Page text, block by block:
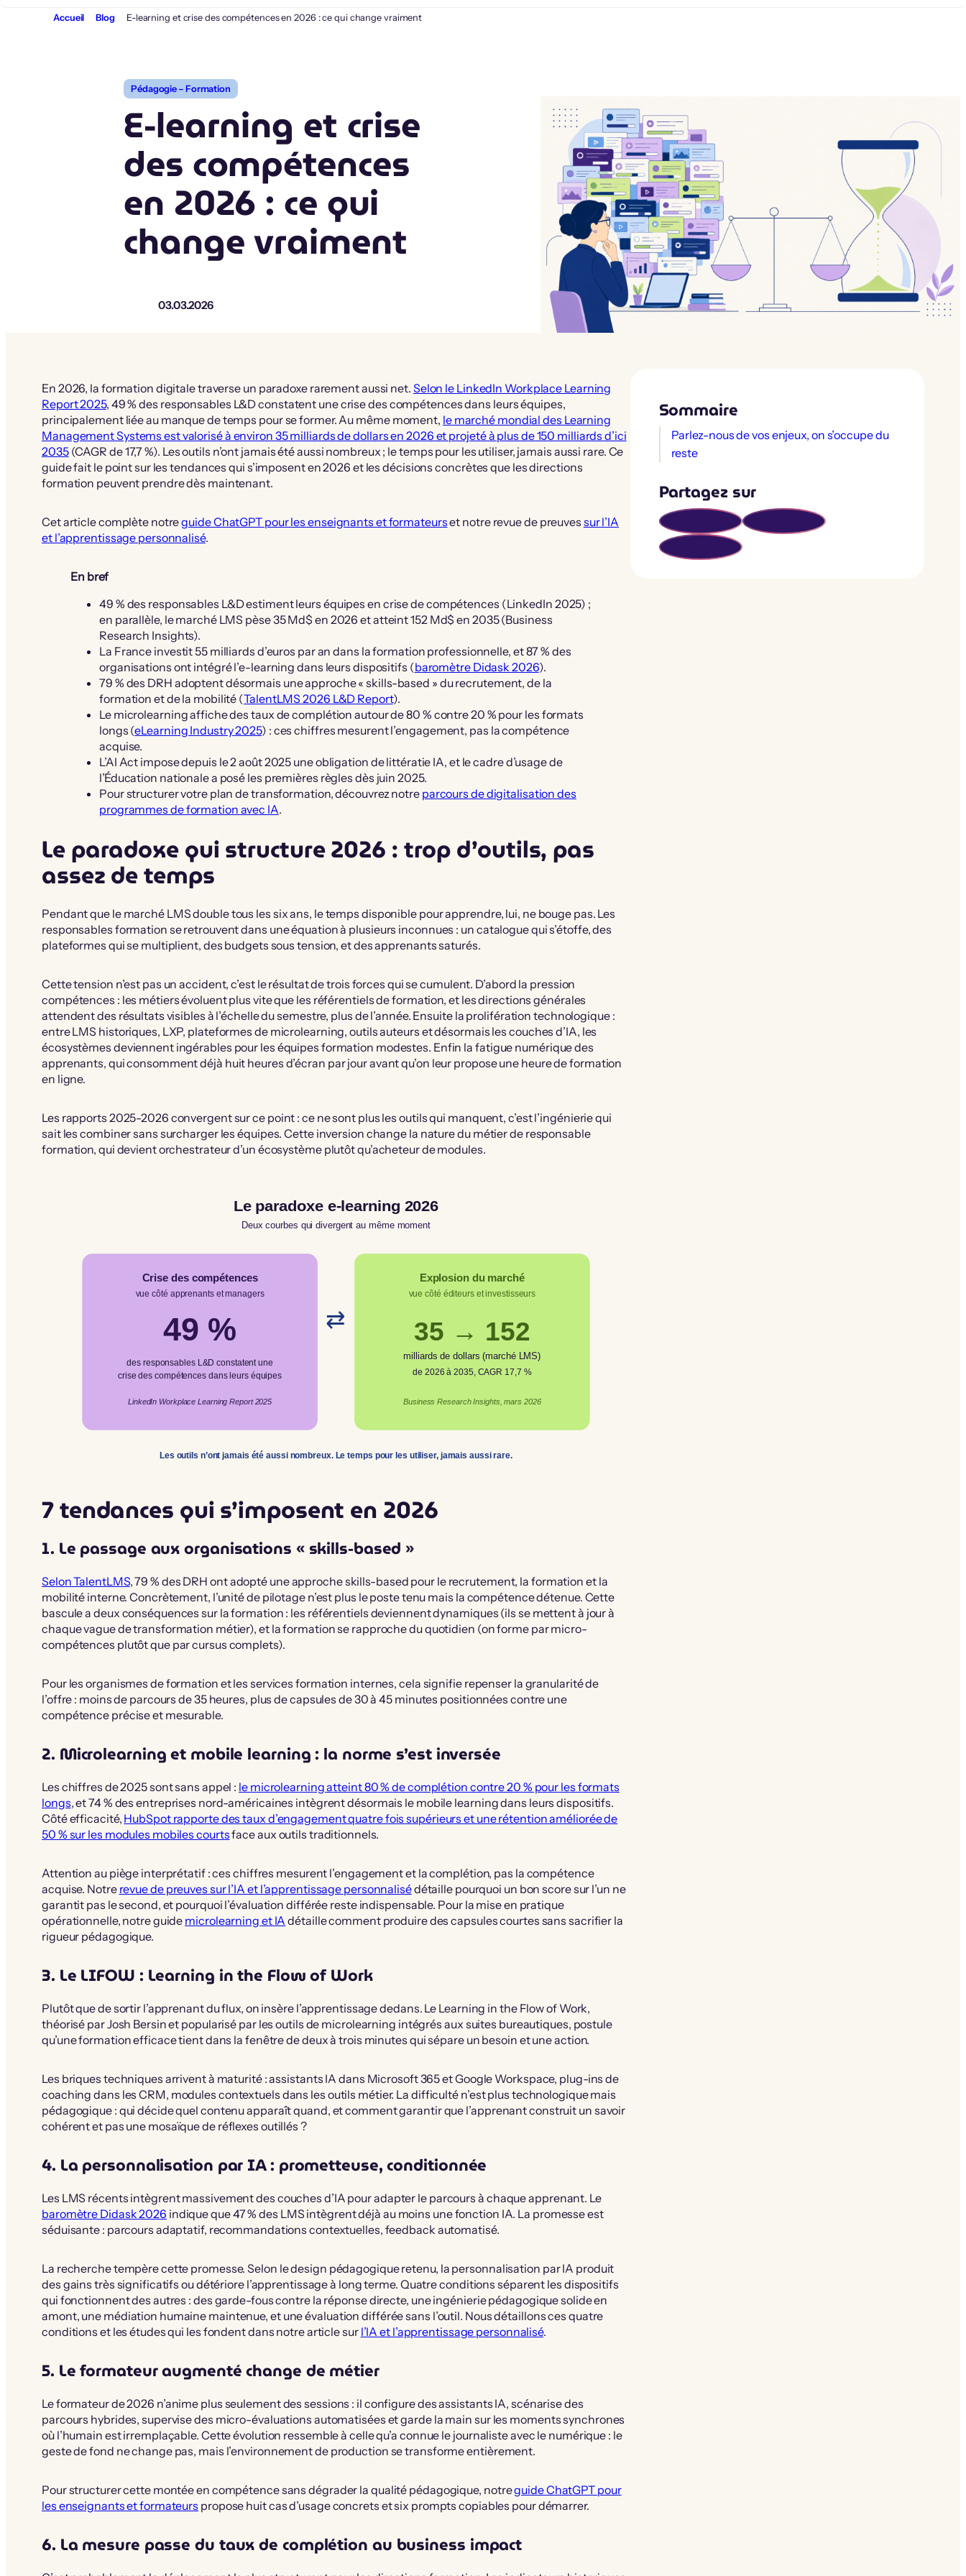
Accueil Blog E-learning et crise des compétences en 2026 : ce qui change vraiment
Pédagogie – Formation
E-learning et crise
des compétences
en 2026 : ce qui
change vraiment
03.03.2026
En 2026, la formation digitale traverse un paradoxe rarement aussi net. Selon le LinkedIn Workplace Learning
Report 2025, 49 % des responsables L&D constatent une crise des compétences dans leurs équipes,
principalement liée au manque de temps pour se former. Au même moment, le marché mondial des Learning
Management Systems est valorisé à environ 35 milliards de dollars en 2026 et projeté à plus de 150 milliards d’ici
2035(CAGR de 17,7 %). Les outils n’ont jamais été aussi nombreux ; le temps pour les utiliser, jamais aussi rare. Ce
guide fait le point sur les tendances qui s’imposent en 2026 et les décisions concrètes que les directions
formation peuvent prendre dès maintenant.
Cet article complète notreguide ChatGPT pour les enseignants et formateurset notre revue de preuves sur l’IA
et l’apprentissage personnalisé.
En bref
49 % des responsables L&D estiment leurs équipes en crise de compétences (LinkedIn 2025) ;
en parallèle, le marché LMS pèse 35 Md$ en 2026 et atteint 152 Md$ en 2035 (Business
Research Insights).
La France investit 55 milliards d’euros par an dans la formation professionnelle, et 87 % des
organisations ont intégré l’e-learning dans leurs dispositifs (baromètre Didask 2026).
79 % des DRH adoptent désormais une approche « skills-based » du recrutement, de la
formation et de la mobilité (TalentLMS 2026 L&D Report).
Le microlearning affiche des taux de complétion autour de 80 % contre 20 % pour les formats
longs (eLearning Industry 2025) : ces chiffres mesurent l’engagement, pas la compétence
acquise.
L’AI Act impose depuis le 2 août 2025 une obligation de littératie IA, et le cadre d’usage de
l’Éducation nationale a posé les premières règles dès juin 2025.
Pour structurer votre plan de transformation, découvrez notre parcours de digitalisation des
programmes de formation avec IA.
Le paradoxe qui structure 2026 : trop d’outils, pas
assez de temps
Pendant que le marché LMS double tous les six ans, le temps disponible pour apprendre, lui, ne bouge pas. Les
responsables formation se retrouvent dans une équation à plusieurs inconnues : un catalogue qui s’étoffe, des
plateformes qui se multiplient, des budgets sous tension, et des apprenants saturés.
Cette tension n’est pas un accident, c’est le résultat de trois forces qui se cumulent. D’abord la pression
compétences : les métiers évoluent plus vite que les référentiels de formation, et les directions générales
attendent des résultats visibles à l’échelle du semestre, plus de l’année. Ensuite la prolifération technologique :
entre LMS historiques, LXP, plateformes de microlearning, outils auteurs et désormais les couches d’IA, les
écosystèmes deviennent ingérables pour les équipes formation modestes. Enfin la fatigue numérique des
apprenants, qui consomment déjà huit heures d’écran par jour avant qu’on leur propose une heure de formation
en ligne.
Les rapports 2025-2026 convergent sur ce point : ce ne sont plus les outils qui manquent, c’est l’ingénierie qui
sait les combiner sans surcharger les équipes. Cette inversion change la nature du métier de responsable
formation, qui devient orchestrateur d’un écosystème plutôt qu’acheteur de modules.
Le paradoxe e-learning 2026
Deux courbes qui divergent au même moment
Crise des compétences
vue côté apprenants et managers
49 %
des responsables L&D constatent une
crise des compétences dans leurs équipes
LinkedIn Workplace Learning Report 2025
⇄
Explosion du marché
vue côté éditeurs et investisseurs
35 → 152
milliards de dollars (marché LMS)
de 2026 à 2035, CAGR 17,7 %
Business Research Insights, mars 2026
Les outils n’ont jamais été aussi nombreux. Le temps pour les utiliser, jamais aussi rare.
7 tendances qui s’imposent en 2026
1. Le passage aux organisations « skills-based »
Selon TalentLMS, 79 % des DRH ont adopté une approche skills-based pour le recrutement, la formation et la
mobilité interne. Concrètement, l’unité de pilotage n’est plus le poste tenu mais la compétence détenue. Cette
bascule a deux conséquences sur la formation : les référentiels deviennent dynamiques (ils se mettent à jour à
chaque vague de transformation métier), et la formation se rapproche du quotidien (on forme par micro-
compétences plutôt que par cursus complets).
Pour les organismes de formation et les services formation internes, cela signifie repenser la granularité de
l’offre : moins de parcours de 35 heures, plus de capsules de 30 à 45 minutes positionnées contre une
compétence précise et mesurable.
2. Microlearning et mobile learning : la norme s’est inversée
Les chiffres de 2025 sont sans appel : le microlearning atteint 80 % de complétion contre 20 % pour les formats
longs, et 74 % des entreprises nord-américaines intègrent désormais le mobile learning dans leurs dispositifs.
Côté efficacité, HubSpot rapporte des taux d’engagement quatre fois supérieurs et une rétention améliorée de
50 % sur les modules mobiles courtsface aux outils traditionnels.
Attention au piège interprétatif : ces chiffres mesurent l’engagement et la complétion, pas la compétence
acquise. Notre revue de preuves sur l’IA et l’apprentissage personnalisédétaille pourquoi un bon score sur l’un ne
garantit pas le second, et pourquoi l’évaluation différée reste indispensable. Pour la mise en pratique
opérationnelle, notre guide microlearning et IA détaille comment produire des capsules courtes sans sacrifier la
rigueur pédagogique.
3. Le LIFOW : Learning in the Flow of Work
Plutôt que de sortir l’apprenant du flux, on insère l’apprentissage dedans. Le Learning in the Flow of Work,
théorisé par Josh Bersin et popularisé par les outils de microlearning intégrés aux suites bureautiques, postule
qu’une formation efficace tient dans la fenêtre de deux à trois minutes qui sépare un besoin et une action.
Les briques techniques arrivent à maturité : assistants IA dans Microsoft 365 et Google Workspace, plug-ins de
coaching dans les CRM, modules contextuels dans les outils métier. La difficulté n’est plus technologique mais
pédagogique : qui décide quel contenu apparaît quand, et comment garantir que l’apprenant construit un savoir
cohérent et pas une mosaïque de réflexes outillés ?
4. La personnalisation par IA : prometteuse, conditionnée
Les LMS récents intègrent massivement des couches d’IA pour adapter le parcours à chaque apprenant. Le
baromètre Didask 2026 indique que 47 % des LMS intègrent déjà au moins une fonction IA. La promesse est
séduisante : parcours adaptatif, recommandations contextuelles, feedback automatisé.
La recherche tempère cette promesse. Selon le design pédagogique retenu, la personnalisation par IA produit
des gains très significatifs ou détériore l’apprentissage à long terme. Quatre conditions séparent les dispositifs
qui fonctionnent des autres : des garde-fous contre la réponse directe, une ingénierie pédagogique solide en
amont, une médiation humaine maintenue, et une évaluation différée sans l’outil. Nous détaillons ces quatre
conditions et les études qui les fondent dans notre article sur l’IA et l’apprentissage personnalisé.
5. Le formateur augmenté change de métier
Le formateur de 2026 n’anime plus seulement des sessions : il configure des assistants IA, scénarise des
parcours hybrides, supervise des micro-évaluations automatisées et garde la main sur les moments synchrones
où l’humain est irremplaçable. Cette évolution ressemble à celle qu’a connue le journaliste avec le numérique : le
geste de fond ne change pas, mais l’environnement de production se transforme entièrement.
Pour structurer cette montée en compétence sans dégrader la qualité pédagogique, notreguide ChatGPT pour
les enseignants et formateurs propose huit cas d’usage concrets et six prompts copiables pour démarrer.
6. La mesure passe du taux de complétion au business impact
Sommaire
Parlez-nous de vos enjeux, on s’occupe du
reste
Partagez sur